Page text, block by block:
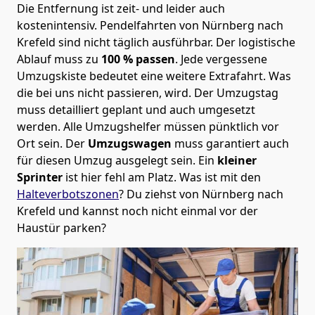
Die Entfernung ist zeit- und leider auch
kostenintensiv. Pendelfahrten von Nürnberg nach
Krefeld sind nicht täglich ausführbar. Der logistische
Ablauf muss zu 100 % passen. Jede vergessene
Umzugskiste bedeutet eine weitere Extrafahrt. Was
die bei uns nicht passieren, wird. Der Umzugstag
muss detailliert geplant und auch umgesetzt
werden. Alle Umzugshelfer müssen pünktlich vor
Ort sein. Der Umzugswagen muss garantiert auch
für diesen Umzug ausgelegt sein. Ein kleiner
Sprinter ist hier fehl am Platz. Was ist mit den
Halteverbotszonen? Du ziehst von Nürnberg nach
Krefeld und kannst noch nicht einmal vor der
Haustür parken?